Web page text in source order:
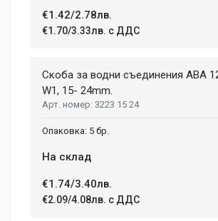
Write A Review
Your Name
Email Address
€1.42/2.78лв.
€1.70/3.33лв. с ДДС
Скоба за водни съединения ABA
W1, 15- 24mm.
3223 15 24
5 бр.
На склад
€1.74/3.40лв.
€2.09/4.08лв. с ДДС